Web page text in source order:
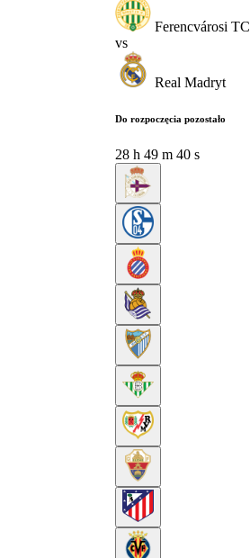
Ferencvárosi TC
vs
Real Madryt
Do rozpoczęcia pozostało
28 h 49 m 39 s